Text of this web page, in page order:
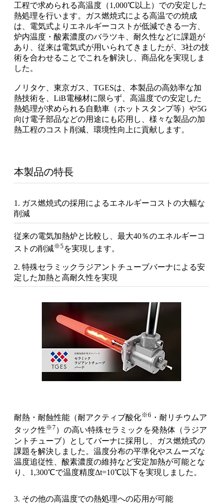
工程で求められる高温度（1,000℃以上）での安定した
熱処理を行います。ガス燃焼式による高温での焼成
は、電気式よりエネルギーコストが低減できる一方、
炉内温度・酸素濃度のバラツキ、耐久性などに課題が
あり、従来は電気式が用いられてきましたが、3社の技
術を合わせることでこれを解決し、商品化を実現しま
した。
ノリタケ、東京ガス、TGESは、本製品の高効率な加
熱技術を、LiB電極材に限らず、高温度での安定した
熱処理が求められる自動車（ホットスタンプ等）や5G
向け電子部品などの用途にも応用し、様々な製品の加
熱工程のコスト削減、環境性向上に貢献します。
本製品の特長
1. ガス燃焼式の採用によるエネルギーコストの大幅な
削減
従来の電気加熱炉と比較し、最大40％のエネルギーコ
ストの削減※5 を実現します。
2. 特殊セラミックラジアントチューブバーナによる安
定した加熱と高耐久性を実現
耐熱・耐蝕性能（耐アクティブ酸化※6 ・耐リチウムア
タック性 ※7 ）の高い特殊セラミックを発熱体（ラジア
ントチューブ）としてバーナに採用し、ガス燃焼式の
課題を解決しました。温度分布の平準化やスムーズな
温度追従性、酸素濃度の維持など安定加熱が可能とな
り、1,300℃で温度精度Δt=10℃以下を実現しました。
3. その他の高温度での熱処理への応用が可能